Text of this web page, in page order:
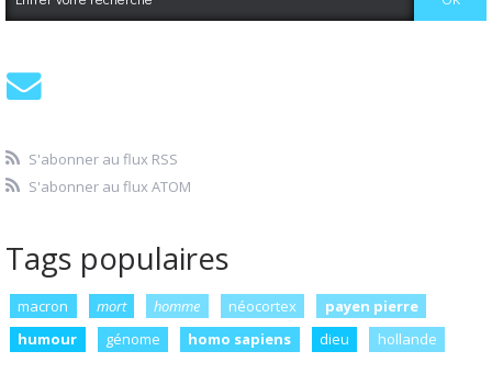
S'abonner au flux RSS
S'abonner au flux ATOM
Tags populaires
macron mort homme néocortex
payen pierre
humour
génome homo sapiens dieu hollande